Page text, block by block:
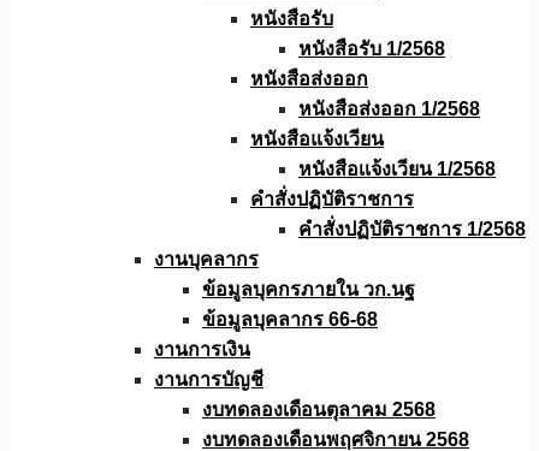
หนังสือรับ
หนังสือรับ 1/2568
หนังสือส่งออก
หนังสือส่งออก 1/2568
หนังสือแจ้งเวียน
หนังสือเเจ้งเวียน 1/2568
คำสั่งปฏิบัติราชการ
คำสั่งปฏิบัติราชการ 1/2568
งานบุคลากร
ข้อมูลบุคกรภายใน วก.นฐ
ข้อมูลบุคลากร 66-68
งานการเงิน
งานการบัญชี
งบทดลองเดือนตุลาคม 2568
งบทดลองเดือนพฤศจิกายน 2568